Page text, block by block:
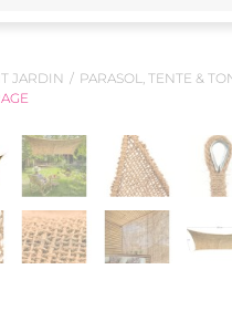
JARDIN
PARASOL, TENTE &